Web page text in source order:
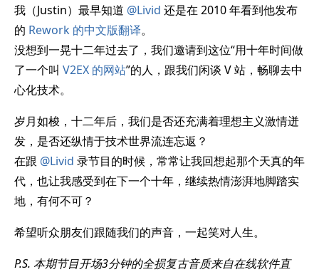
我（Justin）最早知道 @Livid 还是在 2010 年看到他发布
的 Rework 的中文版翻译。
没想到一晃十二年过去了，我们邀请到这位“用十年时间做
了一个叫 V2EX 的网站”的人，跟我们闲谈 V 站，畅聊去中
心化技术。
岁月如梭，十二年后，我们是否还充满着理想主义激情迸
发，是否还纵情于技术世界流连忘返？
在跟 @Livid 录节目的时候，常常让我回想起那个天真的年
代，也让我感受到在下一个十年，继续热情澎湃地脚踏实
地，有何不可？
希望听众朋友们跟随我们的声音，一起笑对人生。
P.S. 本期节目开场3分钟的全损复古音质来自在线软件直